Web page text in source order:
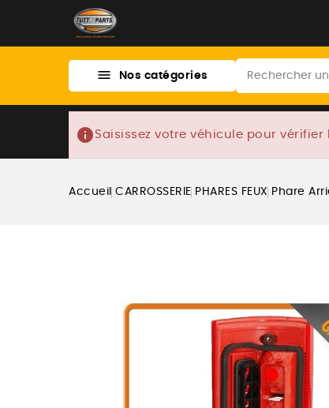
 Nos catégories
info Saisissez votre véhicule pour
Accueil CARROSSERIE PHARES FEUX Phare